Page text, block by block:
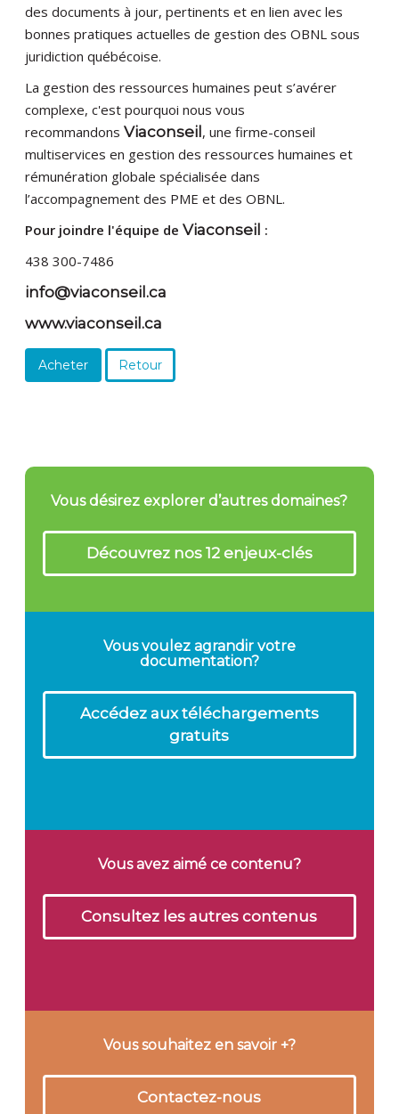
des documents à jour, pertinents et en lien avec les
bonnes pratiques actuelles de gestion des OBNL sous
juridiction québécoise.
La gestion des ressources humaines peut s’avérer
complexe, c'est pourquoi nous vous
recommandonsViaconseil , une firme-conseil
multiservices en gestion des ressources humaines et
rémunération globale spécialisée dans
l’accompagnement des PME et des OBNL.
Pour joindre l'équipe deViaconseil :
438 300-7486
info@viaconseil.ca
www.viaconseil.ca
Acheter Retour
Vous désirez explorer d’autres domaines?
Découvrez nos 12 enjeux-clés
Vous voulez agrandir votre
documentation?
Accédez aux téléchargements
gratuits
Vous avez aimé ce contenu?
Consultez les autres contenus
Vous souhaitez en savoir +?
Contactez-nous